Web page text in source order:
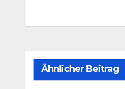
Ähnlicher Beitrag